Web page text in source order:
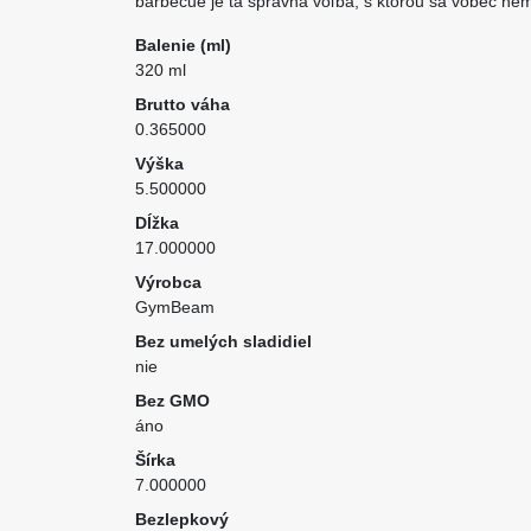
Balenie (ml)
320 ml
Brutto váha
0.365000
Výška
5.500000
Dĺžka
17.000000
Výrobca
GymBeam
Bez umelých sladidiel
nie
Bez GMO
áno
Šírka
7.000000
Bezlepkový